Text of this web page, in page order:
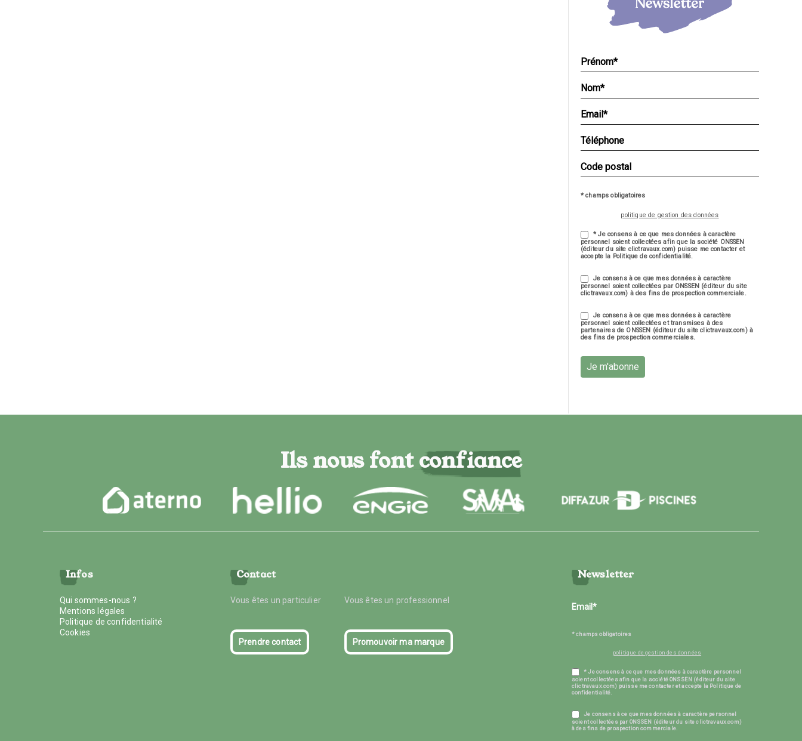
* champs obligatoires
politique de gestion des données
* Je consens à ce que mes données à caractère
personnel soient collectées afin que la société ONSSEN
(éditeur du site clictravaux.com) puisse me contacter et
accepte la Politique de confidentialité.
Je consens à ce que mes données à caractère
personnel soient collectées par ONSSEN (éditeur du site
clictravaux.com) à des fins de prospection commerciale.
Je consens à ce que mes données à caractère
personnel soient collectées et transmises à des
partenaires de ONSSEN (éditeur du site clictravaux.com) à
des fins de prospection commerciales.
Je m'abonne
Ils nous font confiance
Infos
Qui sommes-nous ?
Mentions légales
Politique de confidentialité
Cookies
Contact
Vous êtes un particulier Vous êtes un professionnel
Prendre contact Promouvoir ma marque
Newsletter
* champs obligatoires
politique de gestion des données
* Je consens à ce que mes données à caractère personnel
soient collectées afin que la société ONSSEN (éditeur du site
clictravaux.com) puisse me contacter et accepte la Politique de
confidentialité.
Je consens à ce que mes données à caractère personnel
soient collectées par ONSSEN (éditeur du site clictravaux.com)
à des fins de prospection commerciale.